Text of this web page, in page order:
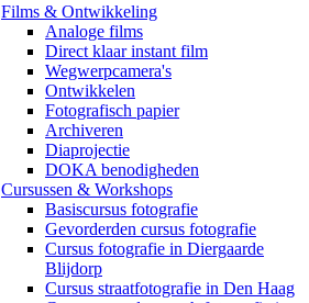
Films & Ontwikkeling
Analoge films
Direct klaar instant film
Wegwerpcamera's
Ontwikkelen
Fotografisch papier
Archiveren
Diaprojectie
DOKA benodigheden
Cursussen & Workshops
Basiscursus fotografie
Gevorderden cursus fotografie
Cursus fotografie in Diergaarde
Blijdorp
Cursus straatfotografie in Den Haag